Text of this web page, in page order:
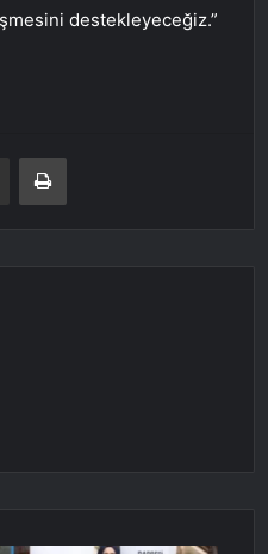
destekleyeceğiz.”
E-Posta ile paylaş Yazdır